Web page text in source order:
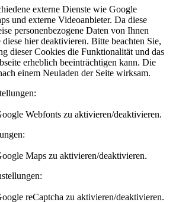
externe Dienste wie Google
und externe Videoanbieter. Da diese
personenbezogene Daten von Ihnen
hier deaktivieren. Bitte beachten Sie,
dieser Cookies die Funktionalität und das
erheblich beeinträchtigen kann. Die
einem Neuladen der Seite wirksam.
Webfonts zu aktivieren/deaktivieren.
Maps zu aktivieren/deaktivieren.
reCaptcha zu aktivieren/deaktivieren.